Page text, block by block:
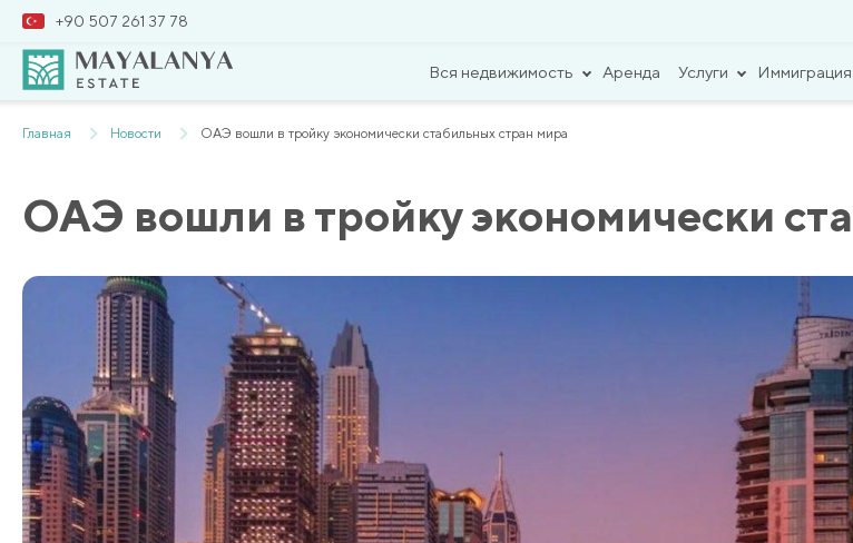
+90 507 261 37 78
Вся недвижимость Аренда Услуги Иммиграция
Главная Новости ОАЭ вошли в тройку экономически стабильных стран мира
ОАЭ вошли в тройку экономически